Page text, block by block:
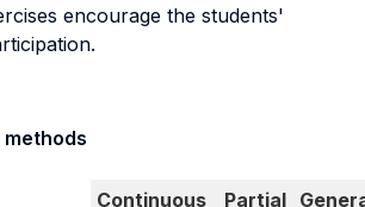
encourage the students'
Continuous
Partial